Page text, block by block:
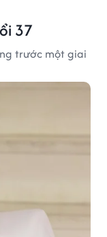
37
trước một giai